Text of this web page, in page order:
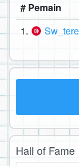
# Pemain
1.
Hall of Fame